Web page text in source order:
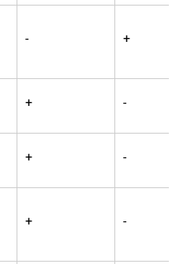
- +
+ -
+ -
+ -